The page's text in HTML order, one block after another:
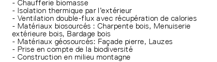
- Chaufferie biomasse
- Isolation thermique par l’extérieur
- Ventilation double-flux avec récupération de calories
- Matériaux biosourcés : Charpente bois, Menuiserie
extérieure bois, Bardage bois
- Matériaux géosourcés: Façade pierre, Lauzes
- Prise en compte de la biodiversité
- Construction en milieu montagne